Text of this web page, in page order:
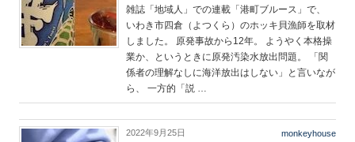
雑誌「地域人」での連載「港町ブルース」で、
いわき市四倉（よつくら）のホッキ貝漁師を取材
しました。 原発事故から12年。 ようやく本格操
業か、というときに原発汚染水放出問題。 「関
係者の理解なしに海洋放出はしない」と言いなが
ら、 一方的「説 …
2022年9月25日 monkeyhouse